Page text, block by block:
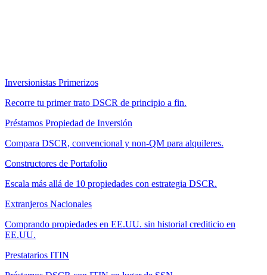
Inversionistas Primerizos
Recorre tu primer trato DSCR de principio a fin.
Préstamos Propiedad de Inversión
Compara DSCR, convencional y non-QM para alquileres.
Constructores de Portafolio
Escala más allá de 10 propiedades con estrategia DSCR.
Extranjeros Nacionales
Comprando propiedades en EE.UU. sin historial crediticio en
EE.UU.
Prestatarios ITIN